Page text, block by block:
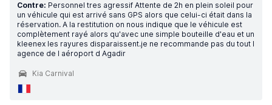
Contre: Personnel tres agressif Attente de 2h en plein soleil pour
un véhicule qui est arrivé sans GPS alors que celui-ci était dans la
réservation. A la restitution on nous indique que le véhicule est
complètement rayé alors qu'avec une simple bouteille d'eau et un
kleenex les rayures disparaissent.je ne recommande pas du tout l
agence de l aéroport d Agadir
Kia Carnival